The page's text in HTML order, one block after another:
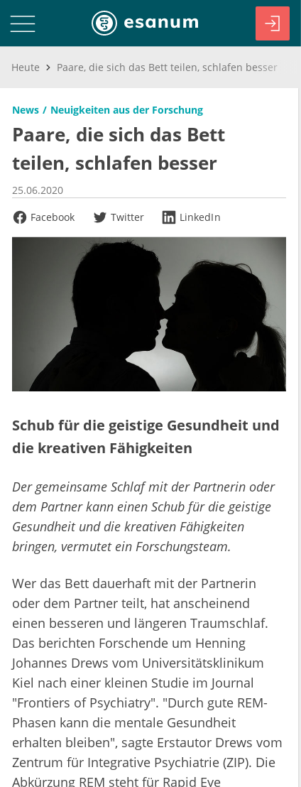
Heute Paare, die sich das Bett teilen, schlafen besser
News Neuigkeiten aus der Forschung
Paare, die sich das Bett
teilen, schlafen besser
25.06.2020
Facebook
Twitter LinkedIn
Schub für die geistige Gesundheit und
die kreativen Fähigkeiten
Der gemeinsame Schlaf mit der Partnerin oder
dem Partner kann einen Schub für die geistige
Gesundheit und die kreativen Fähigkeiten
bringen, vermutet ein Forschungsteam.
Wer das Bett dauerhaft mit der Partnerin
oder dem Partner teilt, hat anscheinend
einen besseren und längeren Traumschlaf.
Das berichten Forschende um Henning
Johannes Drews vom Universitätsklinikum
Kiel nach einer kleinen Studie im Journal
"Frontiers of Psychiatry". "Durch gute REM-
Phasen kann die mentale Gesundheit
erhalten bleiben", sagte Erstautor Drews vom
Zentrum für Integrative Psychiatrie (ZIP). Die
Abkürzung REM steht für Rapid Eye